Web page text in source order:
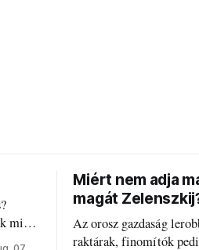
mi
Miért nem adja
magát
Az orosz gazdaság
raktárak, finomítók